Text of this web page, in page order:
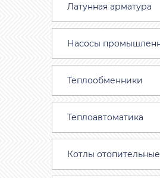
Латунная арматура
Насосы
Теплообменники
Теплоавтоматика
Котлы